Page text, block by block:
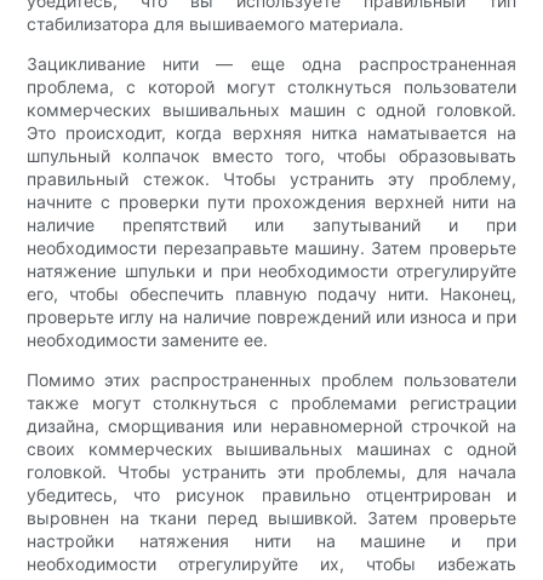
стабилизатора для вышиваемого материала.
Зацикливание нити — еще одна распространенная
проблема, с которой могут столкнуться пользователи
коммерческих вышивальных машин с одной головкой.
Это происходит, когда верхняя нитка наматывается на
шпульный колпачок вместо того, чтобы образовывать
правильный стежок. Чтобы устранить эту проблему,
начните с проверки пути прохождения верхней нити на
наличие препятствий или запутываний и при
необходимости перезаправьте машину. Затем проверьте
натяжение шпульки и при необходимости отрегулируйте
его, чтобы обеспечить плавную подачу нити. Наконец,
проверьте иглу на наличие повреждений или износа и при
необходимости замените ее.
Помимо этих распространенных проблем пользователи
также могут столкнуться с проблемами регистрации
дизайна, сморщивания или неравномерной строчкой на
своих коммерческих вышивальных машинах с одной
головкой. Чтобы устранить эти проблемы, для начала
убедитесь, что рисунок правильно отцентрирован и
выровнен на ткани перед вышивкой. Затем проверьте
настройки натяжения нити на машине и при
необходимости отрегулируйте их, чтобы избежать